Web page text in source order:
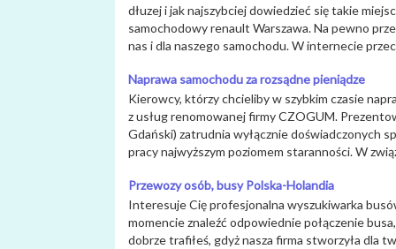
dłuzej i jak najszybciej dowiedzieć się takie
samochodowy renault Warszawa. Na pewno
nas i dla naszego samochodu. W internecie
Naprawa samochodu za rozsądne pieniądze
Kierowcy, którzy chcieliby w szybkim czasie
z usług renomowanej firmy CZOGUM.
Gdański) zatrudnia wyłącznie doświadczonych
pracy najwyższym poziomem staranności. W
Przewozy osób, busy Polska-Holandia
Interesuje Cię profesjonalna wyszukiwarka
momencie znaleźć odpowiednie połączenie
dobrze trafiłeś, gdyż nasza firma stworzyła dla